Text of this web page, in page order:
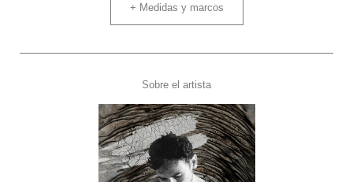
+ Medidas y marcos
Sobre el artista